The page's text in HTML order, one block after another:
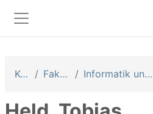
Website-Übersicht
Kurse Fakultäten Informatik und Mathematik